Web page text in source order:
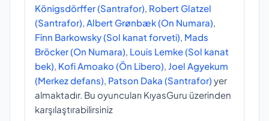
Königsdörffer (Santrafor) Robert Glatzel
(Santrafor) Albert Grønbæk (On Numara)
Finn Barkowsky (Sol kanat forveti) Mads
Bröcker (On Numara) Louis Lemke (Sol kanat
bek) Kofi Amoako (Ön Libero) Joel Agyekum
(Merkez defans) Patson Daka (Santrafor) yer
almaktadır. Bu oyuncuları KıyasGuru üzerinden
karşılaştırabilirsiniz